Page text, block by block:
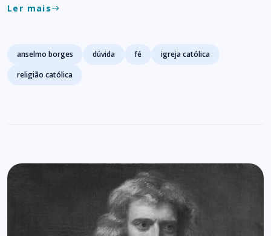
Ler maiseast
Tags
anselmo borges dúvida fé
igreja católica
religião católica